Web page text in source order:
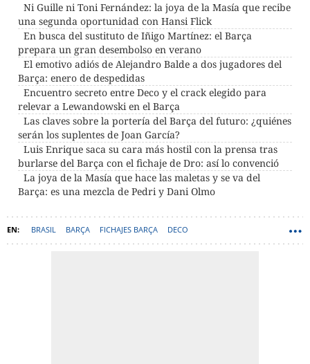
Ni Guille ni Toni Fernández: la joya de la Masía que recibe
una segunda oportunidad con Hansi Flick
En busca del sustituto de Iñigo Martínez: el Barça
prepara un gran desembolso en verano
El emotivo adiós de Alejandro Balde a dos jugadores del
Barça: enero de despedidas
Encuentro secreto entre Deco y el crack elegido para
relevar a Lewandowski en el Barça
Las claves sobre la portería del Barça del futuro: ¿quiénes
serán los suplentes de Joan García?
Luis Enrique saca su cara más hostil con la prensa tras
burlarse del Barça con el fichaje de Dro: así lo convenció
La joya de la Masía que hace las maletas y se va del
Barça: es una mezcla de Pedri y Dani Olmo
BRASIL BARÇA FICHAJES BARÇA DECO